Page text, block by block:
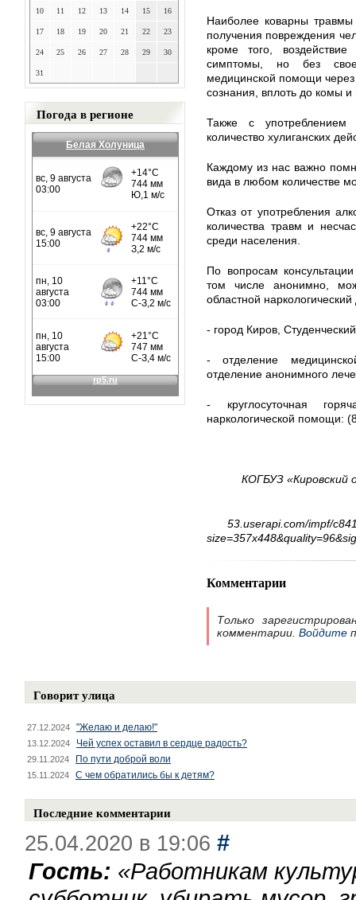
10 11 12 13 14 15 16
17 18 19 20 21 22 23
24 25 26 27 28 29 30
31
Погода в регионе
Белая Холуница
Наиболее коварны травмы
получения повреждения
кроме того,
симптомы, но без
медицинской помощи через
сознания, вплоть до комы и
Также с употреблением
количество хулиганских
Каждому из нас важно
вида в любом количестве
Отказ от употребления
количества травм и
среди населения.
По вопросам
том числе анонимно,
областной
- город Киров,
- отделение
отделение анонимного
- круглосуточная
наркологической помощи:
КОГБУЗ «Кировский
53.userapi.com/impf/
Комментарии
Только
комментарии. Войдите
Говорит улица
27.12.2024 "Желаю и делаю!"
13.12.2024 Чей успех оставил в сердце радость?
29.11.2024 По пути доброй воли
15.11.2024 С чем обратились бы к детям?
Последние комментарии
25.04.2020 в 19:06 #
Гость: «Работникам